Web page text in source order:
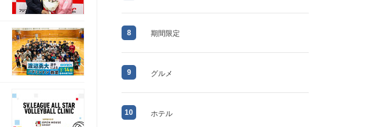
8 期間限定
9 グルメ
10 ホテル